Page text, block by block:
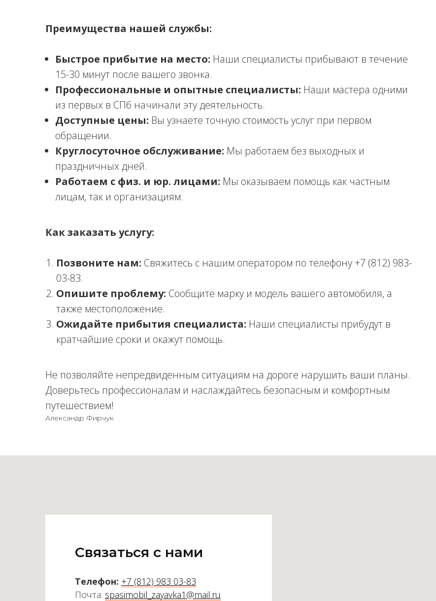
Преимущества нашей службы:
Быстрое прибытие на место: Наши специалисты прибывают в течение
15-30 минут после вашего звонка.
Профессиональные и опытные специалисты: Наши мастера одними
из первых в СПб начинали эту деятельность.
Доступные цены: Вы узнаете точную стоимость услуг при первом
обращении.
Круглосуточное обслуживание: Мы работаем без выходных и
праздничных дней.
Работаем с физ. и юр. лицами: Мы оказываем помощь как частным
лицам, так и организациям.
Как заказать услугу:
Позвоните нам: Свяжитесь с нашим оператором по телефону +7 (812) 983-
03-83.
Опишите проблему: Сообщите марку и модель вашего автомобиля, а
также местоположение.
Ожидайте прибытия специалиста: Наши специалисты прибудут в
кратчайшие сроки и окажут помощь.
Не позволяйте непредвиденным ситуациям на дороге нарушить ваши планы.
Доверьтесь профессионалам и наслаждайтесь безопасным и комфортным
путешествием!
Александр Фирчук
Связаться с нами
Телефон: +7 (812) 983 03-83
Почта: spasimobil_zayavka1@mail.ru